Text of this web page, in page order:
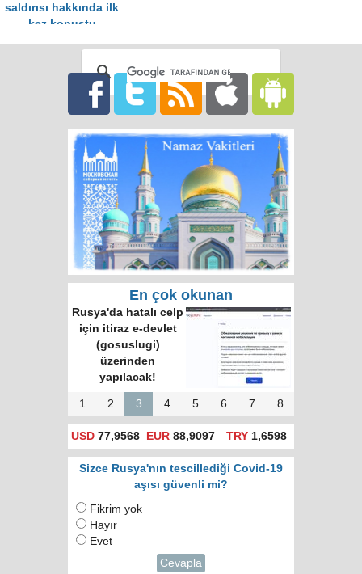
saldırısı hakkında ilk
kez konuştu
En çok okunan
Rusya'da hatalı celp
için itiraz e-devlet
(gosuslugi)
üzerinden
yapılacak!
1 2 3 4 5 6 7 8
USD 77,9568 EUR 88,9097 TRY1,6598
Sizce Rusya'nın tescillediği Covid-19
aşısı güvenli mi?
Fikrim yok
Hayır
Evet
Cevapla